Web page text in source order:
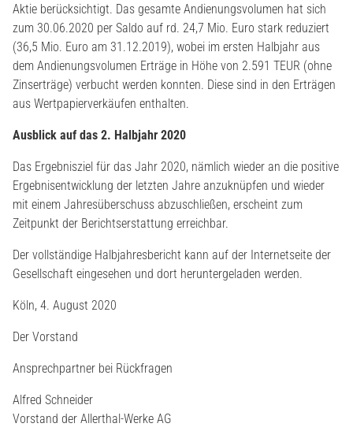
Aktie berücksichtigt. Das gesamte Andienungsvolumen hat sich
zum 30.06.2020 per Saldo auf rd. 24,7 Mio. Euro stark reduziert
(36,5 Mio. Euro am 31.12.2019), wobei im ersten Halbjahr aus
dem Andienungsvolumen Erträge in Höhe von 2.591 TEUR (ohne
Zinserträge) verbucht werden konnten. Diese sind in den Erträgen
aus Wertpapierverkäufen enthalten.
Ausblick auf das 2. Halbjahr 2020
Das Ergebnisziel für das Jahr 2020, nämlich wieder an die positive
Ergebnisentwicklung der letzten Jahre anzuknüpfen und wieder
mit einem Jahresüberschuss abzuschließen, erscheint zum
Zeitpunkt der Berichtserstattung erreichbar.
Der vollständige Halbjahresbericht kann auf der Internetseite der
Gesellschaft eingesehen und dort heruntergeladen werden.
Köln, 4. August 2020
Der Vorstand
Ansprechpartner bei Rückfragen
Alfred Schneider
Vorstand der Allerthal-Werke AG